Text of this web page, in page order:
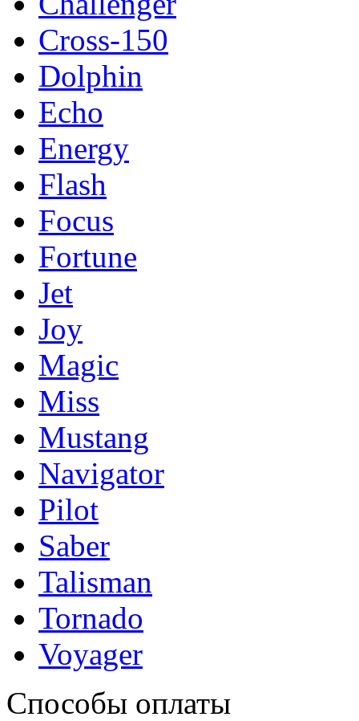
Cross-150
Dolphin
Echo
Energy
Flash
Focus
Fortune
Jet
Joy
Magic
Miss
Mustang
Navigator
Pilot
Saber
Talisman
Tornado
Voyager
Способы оплаты